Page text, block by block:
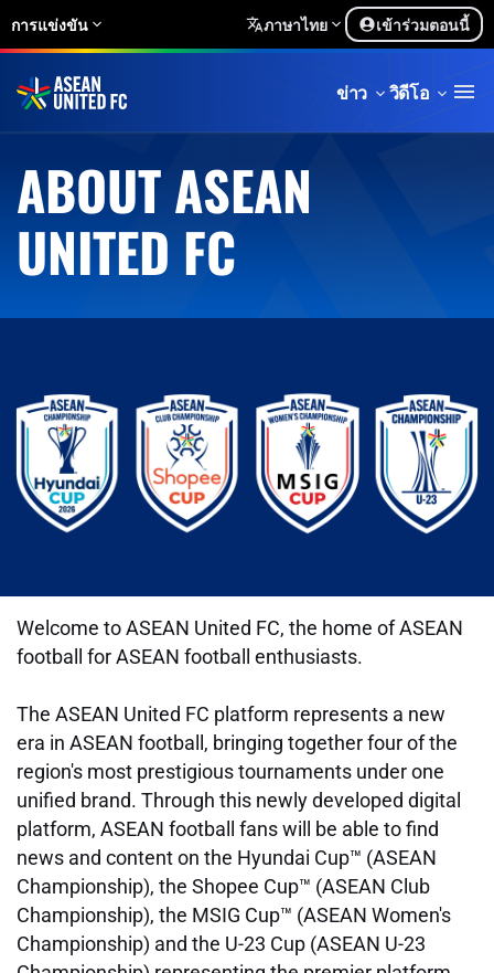
การแข่งขัน ภาษาไทย เข้าร่วมตอนนี้
ข่าว วิดีโอ
ABOUT ASEAN
UNITED FC
Welcome to ASEAN United FC, the home of ASEAN
football for ASEAN football enthusiasts.
The ASEAN United FC platform represents a new
era in ASEAN football, bringing together four of the
region's most prestigious tournaments under one
unified brand. Through this newly developed digital
platform, ASEAN football fans will be able to find
news and content on the Hyundai Cup™ (ASEAN
Championship), the Shopee Cup™ (ASEAN Club
Championship), the MSIG Cup™ (ASEAN Women's
Championship) and the U-23 Cup (ASEAN U-23